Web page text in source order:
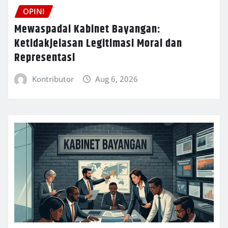
OPINI
Mewaspadai Kabinet Bayangan:
Ketidakjelasan Legitimasi Moral dan
Representasi
Kontributor Aug 6, 2026